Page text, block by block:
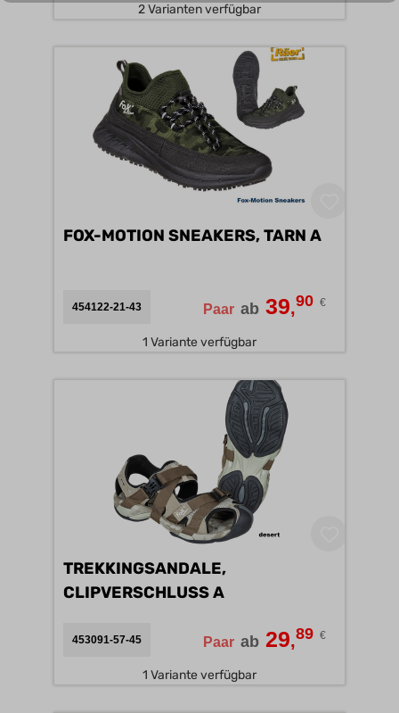
2 Varianten verfügbar
FOX-MOTION SNEAKERS, TARN A
454122-21-43 Paar ab 39,90 €
1 Variante verfügbar
TREKKINGSANDALE,
CLIPVERSCHLUSS A
453091-57-45 Paar ab 29,89 €
1 Variante verfügbar